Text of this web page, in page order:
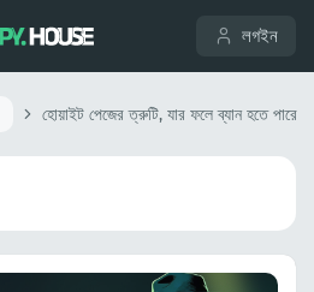
লগইন
হোয়াইট পেজের ত্রুটি, যার ফলে ব্যান হতে পারে